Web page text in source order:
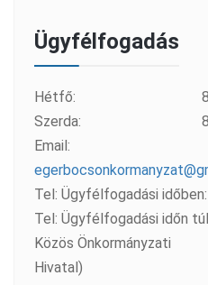
Ügyfélfogadás
Hétfő:
Szerda:
Email:
Tel: Ügyfélfogadási
Tel: Ügyfélfogadási időn
Közös Önkormányzati
Hivatal)